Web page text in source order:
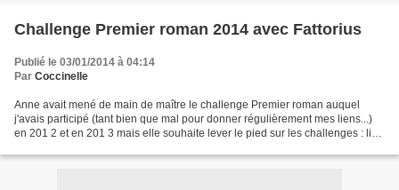
Challenge Premier roman 2014 avec Fattorius
Publié le 03/01/2014 à 04:14
Par Coccinelle
Anne avait mené de main de maître le challenge Premier roman auquel
j'avais participé (tant bien que mal pour donner régulièrement mes liens...)
en 201 2 et en 201 3 mais elle souhaite lever le pied sur les challenges : lire